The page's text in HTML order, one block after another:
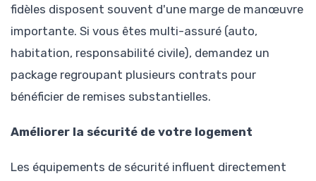
fidèles disposent souvent d'une marge de manœuvre
importante. Si vous êtes multi-assuré (auto,
habitation, responsabilité civile), demandez un
package regroupant plusieurs contrats pour
bénéficier de remises substantielles.
Améliorer la sécurité de votre logement
Les équipements de sécurité influent directement